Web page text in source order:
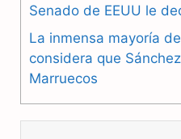
Senado de EEUU le
La inmensa mayoría
considera que
Marruecos